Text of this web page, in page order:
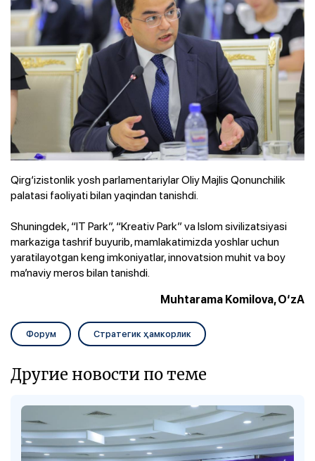
Qirg‘izistonlik yosh parlamentariylar Oliy Majlis Qonunchilik
palatasi faoliyati bilan yaqindan tanishdi.
Shuningdek, “IT Park”, “Kreativ Park” va Islom sivilizatsiyasi
markaziga tashrif buyurib, mamlakatimizda yoshlar uchun
yaratilayotgan keng imkoniyatlar, innovatsion muhit va boy
ma’naviy meros bilan tanishdi.
Muhtarama Komilova, O‘zA
Форум Стратегик ҳамкорлик
Другие новости по теме